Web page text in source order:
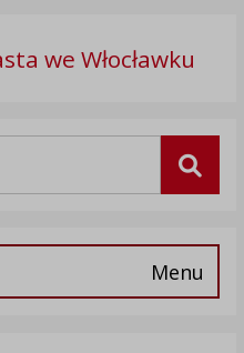
we Włocławku
Menu